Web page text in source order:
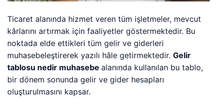
Ticaret alanında hizmet veren tüm işletmeler, mevcut
kârlarını artırmak için faaliyetler göstermektedir. Bu
noktada elde ettikleri tüm gelir ve giderleri
muhasebeleştirerek yazılı hâle getirmektedir.Gelir
tablosu nedir muhasebealanında kullanılan bu tablo,
bir dönem sonunda gelir ve gider hesapları
oluşturulmasını kapsar.